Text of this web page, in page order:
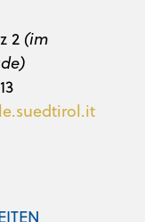
2 (im